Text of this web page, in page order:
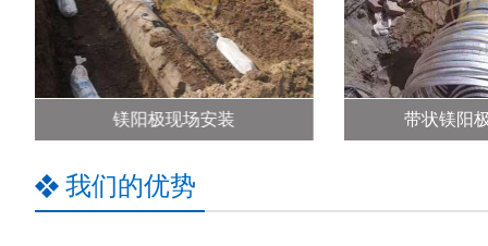
镁阳极现场安装 带状镁阳
我们的优势